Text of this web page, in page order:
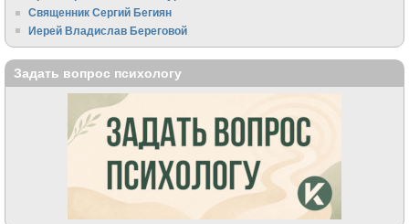
Священник Сергий Бегиян
Иерей Владислав Береговой
Задать вопрос психологу